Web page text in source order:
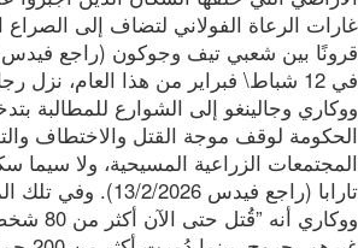
الرعاة الفولاني لتضاف إلى الصراع
بين شعبي تيف وجوكون (راجع فيدس 7/11/2023).
في 12 شباط\ فبراير من هذا العام، نزل
وجالينغو إلى الشوارع للمطالبة
لوقف موجة القتل والاختطاف
الزراعية المسيحية، ولا سيما
تارابا (راجع فيدس 13/2/
ووكاري أنه ”قُتل